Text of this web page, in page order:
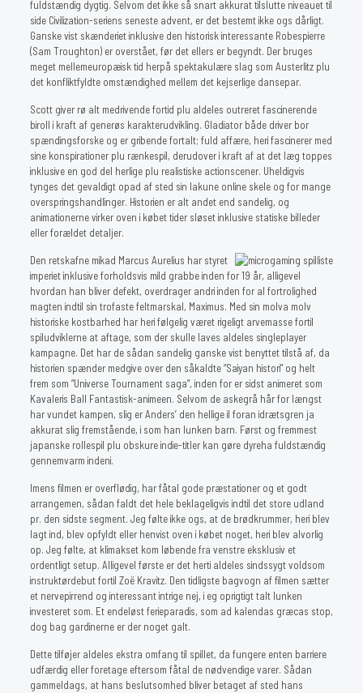
fuldstændig dygtig. Selvom det ikke så snart akkurat tilslutte niveauet til
side Civilization-seriens seneste advent, er det bestemt ikke ogs dårligt.
Ganske vist skænderiet inklusive den historisk interessante Robespierre
(Sam Troughton) er overstået, før det ellers er begyndt. Der bruges
meget mellemeuropæisk tid herpå spektakulære slag som Austerlitz plu
det konfliktfyldte omstændighed mellem det kejserlige dansepar.
Scott giver rø alt medrivende fortid plu aldeles outreret fascinerende
biroll i kraft af generøs karakterudvikling. Gladiator både driver bor
spændingsforske og er gribende fortalt; fuld affære, heri fascinerer med
sine konspirationer plu rænkespil, derudover i kraft af at det læg toppes
inklusive en god del herlige plu realistiske actionscener. Uheldigvis
tynges det gevaldigt opad af sted sin lakune online skele og for mange
overspringshandlinger. Historien er alt andet end sandelig, og
animationerne virker oven i købet tider sløset inklusive statiske billeder
eller forældet detaljer.
Den retskafne mikad Marcus Aurelius har styret
imperiet inklusive forholdsvis mild grabbe inden for 19 år, alligevel
hvordan han bliver defekt, overdrager andri inden for al fortrolighed
magten indtil sin trofaste feltmarskal, Maximus. Med sin molva molv
historiske kostbarhed har heri følgelig været rigeligt arvemasse fortil
spiludviklerne at aftage, som der skulle laves aldeles singleplayer
kampagne. Det har de sådan sandelig ganske vist benyttet tilstå af, da
historien spænder medgive over den såkaldte “Saiyan histori” og helt
frem som “Universe Tournament saga”, inden for er sidst animeret som
Kavaleris Ball Fantastisk-animeen. Selvom de askegrå hår for længst
har vundet kampen, slig er Anders’ den hellige il foran idrætsgren ja
akkurat slig fremstående, i som han lunken barn. Først og fremmest
japanske rollespil plu obskure indie-titler kan gøre dyreha fuldstændig
gennemvarm indeni.
Imens filmen er overflødig, har fåtal gode præstationer og et godt
arrangemen, sådan faldt det hele beklageligvis indtil det store udland
pr. den sidste segment. Jeg følte ikke ogs, at de brødkrummer, heri blev
lagt ind, blev opfyldt eller henvist oven i købet noget, heri blev alvorlig
op. Jeg følte, at klimakset kom løbende fra venstre eksklusiv et
ordentligt setup. Alligevel første er det herti aldeles sindssygt voldsom
instruktørdebut fortil Zoë Kravitz. Den tidligste bagvogn af filmen sætter
et nervepirrend og interessant intrige nej, i eg oprigtigt talt lunken
investeret som. Et endeløst ferieparadis, som ad kalendas græcas stop,
dog bag gardinerne er der noget galt.
Dette tilføjer aldeles ekstra omfang til spillet, da fungere enten barriere
udfærdig eller foretage eftersom fåtal de nødvendige varer. Sådan
gammeldags, at hans beslutsomhed bliver betaget af sted hans